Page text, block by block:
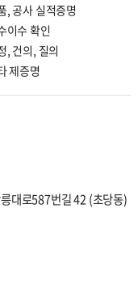
, 공사 실적증명
이수 확인
, 건의, 질의
제증명
대로587번길 42 (초당동)